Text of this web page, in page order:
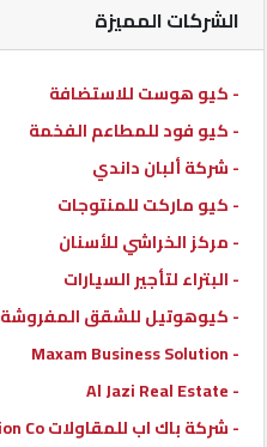
كيو
ماركت
الدليل
القطري
POWERED
QHOST
الشركات المميزة
- كيو هوست للاستضافة
- كيو فود للمطاعم الفخمة
- شركة ألبان داندي
- كيو ماركت للمنتوجات
- مركز الخراشي للأسنان
- البتراء لتأجير السيارات
- كيوهوتيل للشقق المفروشة
- Maxam Business Solution
- Al Jazi Real Estate
- شركة باك اب للمقاولات Back Up Construction Co